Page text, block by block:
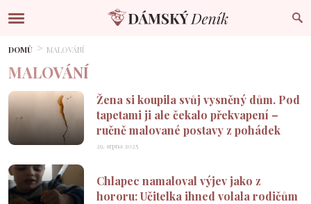
DOMŮ MALOVÁNÍ
MALOVÁNÍ
Žena si koupila svůj vysněný dům. Pod
tapetami ji ale čekalo překvapení –⁠
ručně malované postavy z pohádek
29. srpna 2025
Chlapec namaloval výjev jako z
hororu: Učitelka ihned volala rodičům